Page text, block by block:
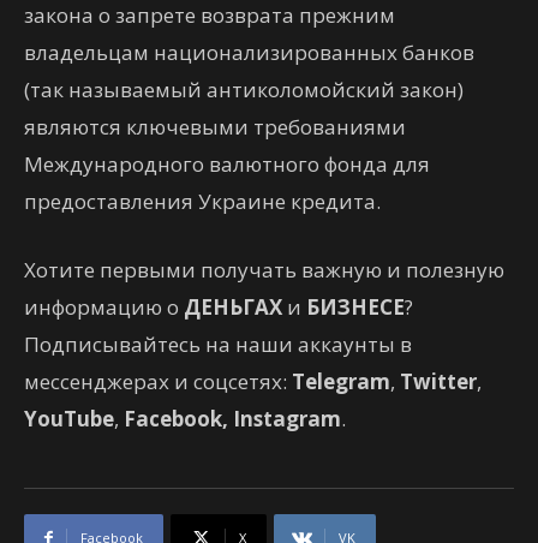
закона о запрете возврата прежним
владельцам национализированных банков
(так называемый антиколомойский закон)
являются ключевыми требованиями
Международного валютного фонда для
предоставления Украине кредита.
Хотите первыми получать важную и полезную
информацию о ДЕНЬГАХ и БИЗНЕСЕ?
Подписывайтесь на наши аккаунты в
мессенджерах и соцсетях: Telegram, Twitter,
YouTube, Facebook, Instagram.
Facebook X VK